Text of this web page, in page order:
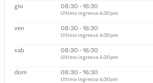
gio 08:30 - 16:30
Ultimo ingresso4:30pm
ven 08:30 - 16:30
Ultimo ingresso4:30pm
sab 08:30 - 16:30
Ultimo ingresso4:30pm
dom 08:30 - 16:30
Ultimo ingresso4:30pm